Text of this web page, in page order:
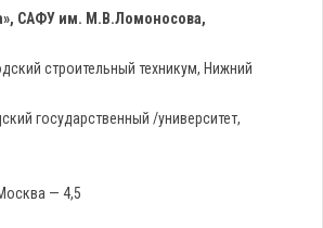
САФУ им. М.В.Ломоносова,
строительный техникум, Нижний
государственный /университет,
— 4,5